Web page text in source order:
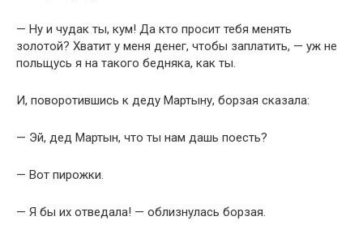
— Ну и чудак ты, кум! Да кто просит тебя менять
золотой? Хватит у меня денег, чтобы заплатить, — уж не
польщусь я на такого бедняка, как ты.
И, поворотившись к деду Мартыну, борзая сказала:
— Эй, дед Мартын, что ты нам дашь поесть?
— Вот пирожки.
— Я бы их отведала! — облизнулась борзая.